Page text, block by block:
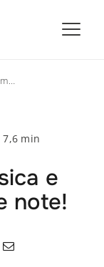
Adolescenti, musica e canzoni… le prime note!
7,6 min
e
note!